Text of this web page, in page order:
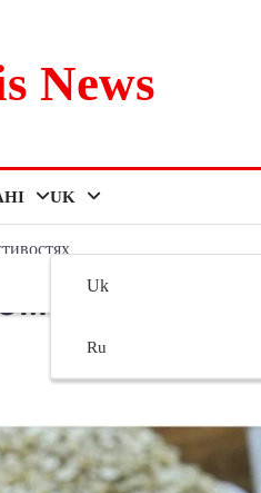
News
UK
Uk
Ru
та